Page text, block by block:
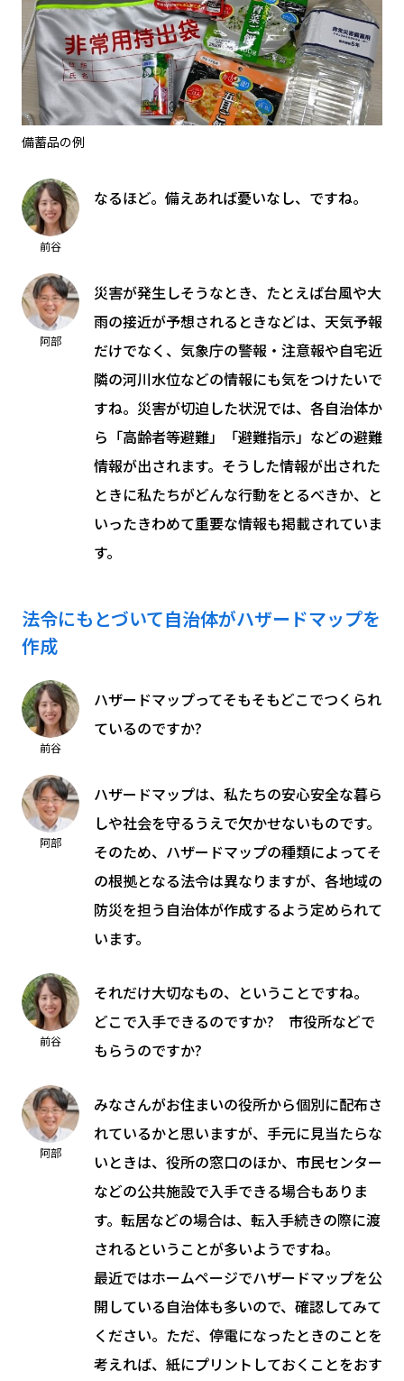
備蓄品の例
前谷
なるほど。備えあれば憂いなし、ですね。
阿部
災害が発生しそうなとき、たとえば台風や大
雨の接近が予想されるときなどは、天気予報
だけでなく、気象庁の警報・注意報や自宅近
隣の河川水位などの情報にも気をつけたいで
すね。災害が切迫した状況では、各自治体か
ら「高齢者等避難」「避難指示」などの避難
情報が出されます。そうした情報が出された
ときに私たちがどんな行動をとるべきか、と
いったきわめて重要な情報も掲載されていま
す。
法令にもとづいて自治体がハザードマップを
作成
前谷
ハザードマップってそもそもどこでつくられ
ているのですか?
阿部
ハザードマップは、私たちの安心安全な暮ら
しや社会を守るうえで欠かせないものです。
そのため、ハザードマップの種類によってそ
の根拠となる法令は異なりますが、各地域の
防災を担う自治体が作成するよう定められて
います。
前谷
それだけ大切なもの、ということですね。
どこで入手できるのですか? 市役所などで
もらうのですか?
阿部
みなさんがお住まいの役所から個別に配布さ
れているかと思いますが、手元に見当たらな
いときは、役所の窓口のほか、市民センター
などの公共施設で入手できる場合もありま
す。転居などの場合は、転入手続きの際に渡
されるということが多いようですね。
最近ではホームページでハザードマップを公
開している自治体も多いので、確認してみて
ください。ただ、停電になったときのことを
考えれば、紙にプリントしておくことをおす